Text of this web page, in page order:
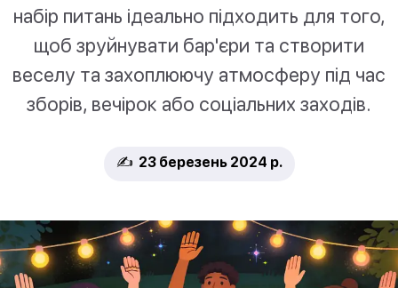
набір питань ідеально підходить для того,
щоб зруйнувати бар'єри та створити
веселу та захоплюючу атмосферу під час
зборів, вечірок або соціальних заходів.
✍️ 23 березень 2024 р.